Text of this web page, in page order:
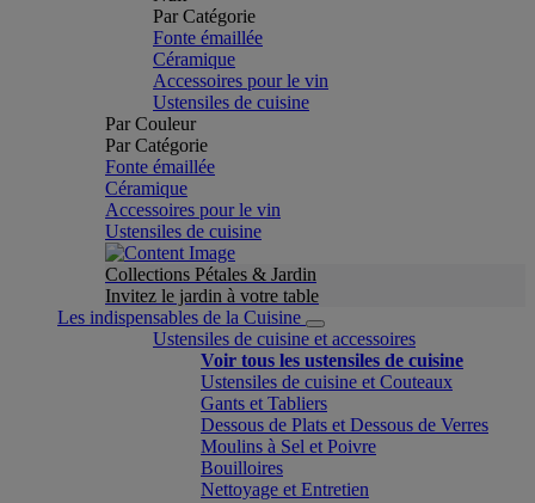
Par Catégorie
Fonte émaillée
Céramique
Accessoires pour le vin
Ustensiles de cuisine
Par Couleur
Par Catégorie
Fonte émaillée
Céramique
Accessoires pour le vin
Ustensiles de cuisine
Collections Pétales & Jardin
Invitez le jardin à votre table
Les indispensables de la Cuisine
Ustensiles de cuisine et accessoires
Voir tous les ustensiles de cuisine
Ustensiles de cuisine et Couteaux
Gants et Tabliers
Dessous de Plats et Dessous de Verres
Moulins à Sel et Poivre
Bouilloires
Nettoyage et Entretien